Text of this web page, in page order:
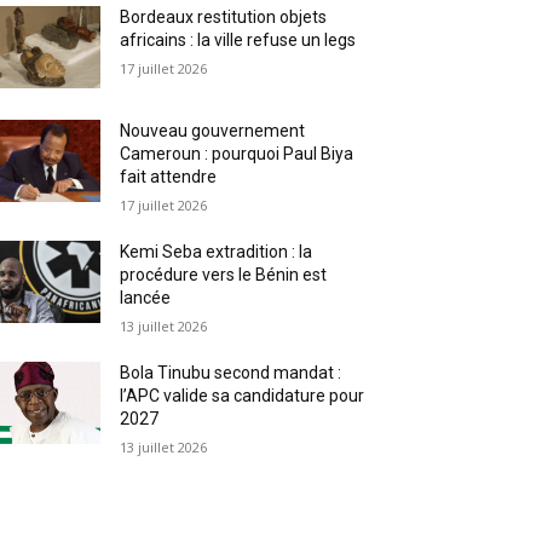
Bordeaux restitution objets
africains : la ville refuse un legs
17 juillet 2026
Nouveau gouvernement
Cameroun : pourquoi Paul Biya
fait attendre
17 juillet 2026
Kemi Seba extradition : la
procédure vers le Bénin est
lancée
13 juillet 2026
Bola Tinubu second mandat :
l’APC valide sa candidature pour
2027
13 juillet 2026